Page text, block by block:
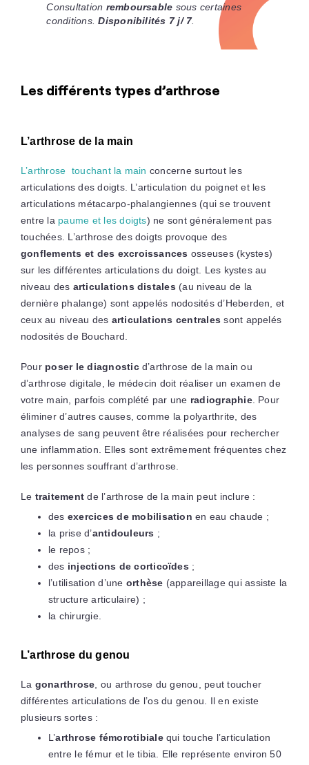
Consultation remboursable sous certaines
conditions.Disponibilités 7 j/ 7.
Les différents types d’arthrose
L’arthrose de la main
L’arthrose touchant la main concerne surtout les
articulations des doigts. L’articulation du poignet et les
articulations métacarpo-phalangiennes (qui se trouvent
entre la paume et les doigts) ne sont généralement pas
touchées. L’arthrose des doigts provoque des
gonflements et des excroissances osseuses (kystes)
sur les différentes articulations du doigt. Les kystes au
niveau des articulations distales (au niveau de la
dernière phalange) sont appelés nodosités d’Heberden, et
ceux au niveau des articulations centralessont appelés
nodosités de Bouchard.
Pour poser le diagnosticd’arthrose de la main ou
d’arthrose digitale, le médecin doit réaliser un examen de
votre main, parfois complété par une radiographie. Pour
éliminer d’autres causes, comme la polyarthrite, des
analyses de sang peuvent être réalisées pour rechercher
une inflammation. Elles sont extrêmement fréquentes chez
les personnes souffrant d’arthrose.
Le traitement de l’arthrose de la main peut inclure :
des exercices de mobilisation en eau chaude ;
la prise d’antidouleurs ;
le repos ;
des injections de corticoïdes ;
l’utilisation d’une orthèse (appareillage qui assiste la
structure articulaire) ;
la chirurgie.
L’arthrose du genou
La gonarthrose , ou arthrose du genou, peut toucher
différentes articulations de l’os du genou. Il en existe
plusieurs sortes :
L’arthrose fémorotibialequi touche l’articulation
entre le fémur et le tibia. Elle représente environ 50